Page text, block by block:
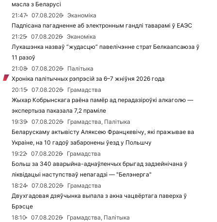
масла з Беларусі
21:47
07.08.2026
Эканоміка
Падпісана пагадненне аб электронным гандлі таварамі ў ЕАЭС
21:25
07.08.2026
Эканоміка
Лукашэнка назваў “жудасцю” павелічэнне страт Белкаапсаюза ў
11 разоў
21:08
07.08.2026
Палітыка
Хроніка палітычных рэпрэсій за 6–7 жніўня 2026 года
20:15
07.08.2026
Грамадства
Жыхар Кобрынскага раёна памёр ад перадазіроўкі алкаголю —
экспертыза паказала 7,2 праміле
19:39
07.08.2026
Грамадства, Палітыка
Беларускаму актывісту Аляксею Францкевічу, які пражывае ва
Украіне, на 10 гадоў забаронены ўезд у Польшчу
19:22
07.08.2026
Грамадства
Больш за 340 аварыйна-аднаўленчых брыгад задзейнічана ў
ліквідацыі наступстваў непагадзі — "Белэнерга"
18:24
07.08.2026
Грамадства
Двухгадовая дзяўчынка выпала з акна чацвёртага паверха ў
Брэсце
18:10
07.08.2026
Грамадства, Палітыка